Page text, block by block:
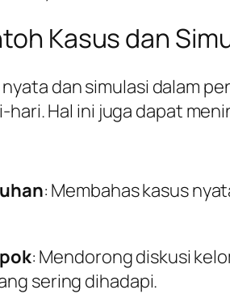
Kasus dan
dan simulasi dalam
Hal ini juga dapat
: Membahas kasus
: Mendorong diskusi
sering dihadapi.